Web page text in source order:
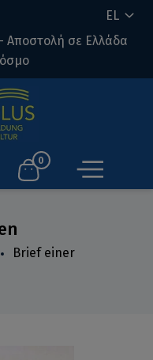
EL
Αποστολή σε Ελλάδα
0
Brief einer